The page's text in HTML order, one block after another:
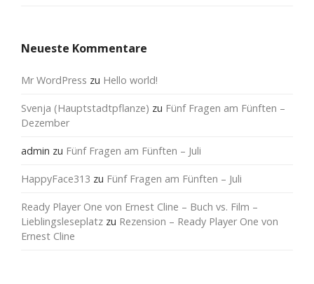
Neueste Kommentare
Mr WordPress zu Hello world!
Svenja (Hauptstadtpflanze) zu Fünf Fragen am Fünften –
Dezember
admin zu Fünf Fragen am Fünften – Juli
HappyFace313 zu Fünf Fragen am Fünften – Juli
Ready Player One von Ernest Cline – Buch vs. Film –
Lieblingsleseplatz zu Rezension – Ready Player One von
Ernest Cline